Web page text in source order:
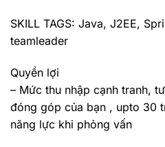
SKILL TAGS: Java, J2EE,
teamleader
Quyền lợi
– Mức thu nhập cạnh tranh,
đóng góp của bạn , upto 30
năng lực khi phỏng vấn